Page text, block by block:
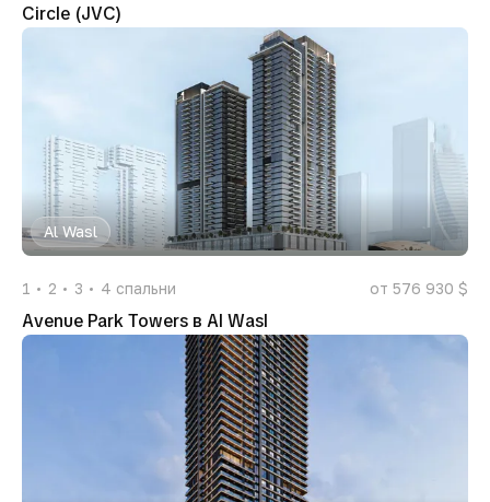
Circle (JVC)
Al Wasl
1 2 3 4 спальни от 576 930 $
Avenue Park Towers в Al Wasl